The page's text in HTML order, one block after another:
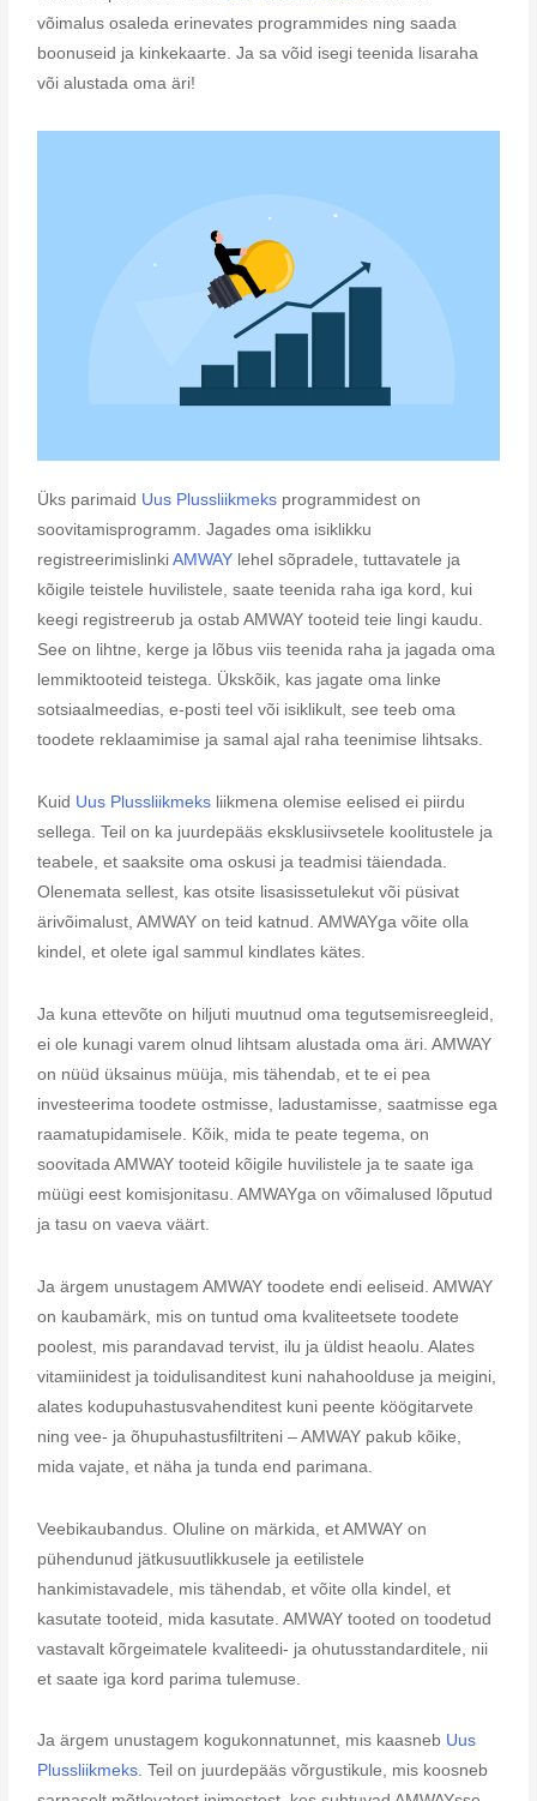
võimalus osaleda erinevates programmides ning saada
boonuseid ja kinkekaarte. Ja sa võid isegi teenida lisaraha
või alustada oma äri!
Üks parimaid Uus Plussliikmeks programmidest on
soovitamisprogramm. Jagades oma isiklikku
registreerimislinkiAMWAY lehel sõpradele, tuttavatele ja
kõigile teistele huvilistele, saate teenida raha iga kord, kui
keegi registreerub ja ostab AMWAY tooteid teie lingi kaudu.
See on lihtne, kerge ja lõbus viis teenida raha ja jagada oma
lemmiktooteid teistega. Ükskõik, kas jagate oma linke
sotsiaalmeedias, e-posti teel või isiklikult, see teeb oma
toodete reklaamimise ja samal ajal raha teenimise lihtsaks.
Kuid Uus Plussliikmeks liikmena olemise eelised ei piirdu
sellega. Teil on ka juurdepääs eksklusiivsetele koolitustele ja
teabele, et saaksite oma oskusi ja teadmisi täiendada.
Olenemata sellest, kas otsite lisasissetulekut või püsivat
ärivõimalust, AMWAY on teid katnud. AMWAYga võite olla
kindel, et olete igal sammul kindlates kätes.
Ja kuna ettevõte on hiljuti muutnud oma tegutsemisreegleid,
ei ole kunagi varem olnud lihtsam alustada oma äri. AMWAY
on nüüd üksainus müüja, mis tähendab, et te ei pea
investeerima toodete ostmisse, ladustamisse, saatmisse ega
raamatupidamisele. Kõik, mida te peate tegema, on
soovitada AMWAY tooteid kõigile huvilistele ja te saate iga
müügi eest komisjonitasu. AMWAYga on võimalused lõputud
ja tasu on vaeva väärt.
Ja ärgem unustagem AMWAY toodete endi eeliseid. AMWAY
on kaubamärk, mis on tuntud oma kvaliteetsete toodete
poolest, mis parandavad tervist, ilu ja üldist heaolu. Alates
vitamiinidest ja toidulisanditest kuni nahahoolduse ja meigini,
alates kodupuhastusvahenditest kuni peente köögitarvete
ning vee- ja õhupuhastusfiltriteni – AMWAY pakub kõike,
mida vajate, et näha ja tunda end parimana.
Veebikaubandus. Oluline on märkida, et AMWAY on
pühendunud jätkusuutlikkusele ja eetilistele
hankimistavadele, mis tähendab, et võite olla kindel, et
kasutate tooteid, mida kasutate. AMWAY tooted on toodetud
vastavalt kõrgeimatele kvaliteedi- ja ohutusstandarditele, nii
et saate iga kord parima tulemuse.
Ja ärgem unustagem kogukonnatunnet, mis kaasneb Uus
Plussliikmeks. Teil on juurdepääs võrgustikule, mis koosneb